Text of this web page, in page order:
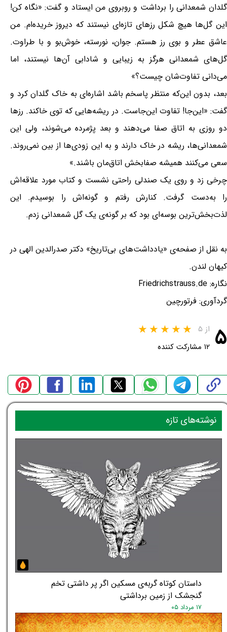
گلدان شمعدانی را برداشت و روبروی من ایستاد و گفت: «نگاه کن!
این گل‌ها هیچ شکل رزهای تازه‌ای نیستند که دیروز خریده‌ام. من
عاشق عطر و بوی رز هستم. جوان، نورسته، خوش‌بو و با طراوت.
گل‌های شمعدانی هرگز به زیبایی و شادابی آن‌ها نیستند، اما
می‌دانی تفاوت‌شان چیست؟»
بعد، بدون این‌که منتظر پاسخم باشد اشاره‌ای به خاک گلدان کرد و
گفت: «این‌جا! تفاوت این‌جاست. در ریشه‌هایی که توی خاکند. رزها
دو روزی به اتاق صفا می‌دهند و بعد پژمرده می‌شوند، ولی این
شمعدانی‌ها، ریشه در خاک دارند و به این زودی‌ها از بین نمی‌روند.
سعی می‌کنند همیشه صفابخش اتاق‌مان باشند.»
چرخی زد و روی یک صندلی راحتی نشست و کتاب مورد علاقه‌اش
را به‌دست گرفت. کنارش رفتم و گونه‌اش را بوسیدم. این
لذت‌بخش‌ترین بوسه‌ای بود که بر گونه‌ی یک گل شمعدانی زدم.
به نقل از صفحه‌ی «یادداشت‌های بی‌تاریخ» دکتر صدرالدین الهی در
کیهان لندن.
نگاره: Friedrichstrauss.de
گردآوری: فرتورچین
۵ از ۵
۱۲ مشارکت کننده
داستان کوتاه گربه‌ی مسکین اگر پر داشتی تخم
گنجشک از زمین برداشتی
۱۷ مرداد ۰۵
نوشته‌های تازه